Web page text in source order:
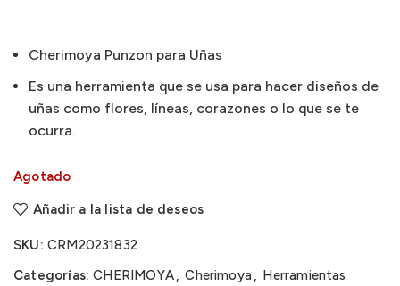
Cherimoya Punzon para Uñas
Es una herramienta que se usa para hacer diseños de
uñas como flores, líneas, corazones o lo que se te
ocurra.
Agotado
Añadir a la lista de deseos
SKU: CRM20231832
Categorías: CHERIMOYA, Cherimoya, Herramientas